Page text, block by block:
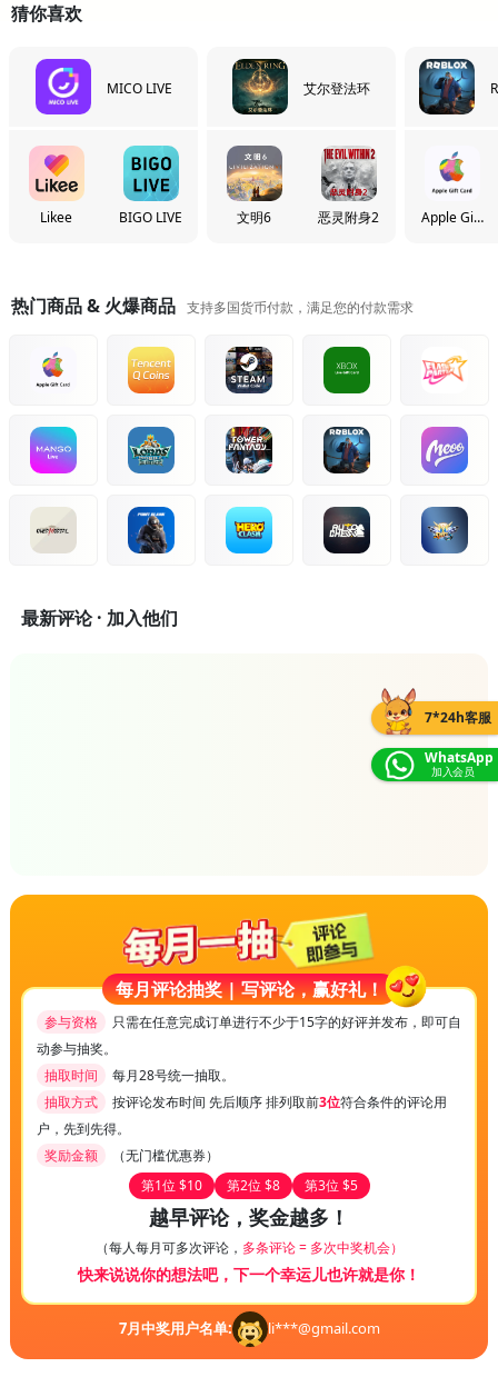
猜你喜欢
MICO LIVE
Likee BIGO LIVE
艾尔登法环
文明6 恶灵附身2
Apple Gift
热门商品 & 火爆商品 支持多国货币付款，满足您的付款需求
最新评论 · 加入他们
每月评论抽奖 | 写评论，赢好礼！
参与资格
只需在任意完成订单进行不少于15字的好评并发布，即可自
动参与抽奖。
抽取时间
每月28号统一抽取。
抽取方式
按评论发布时间 先后顺序 排列取前3位符合条件的评论用
户，先到先得。
奖励金额
（无门槛优惠券）
第1位 $10
第2位 $8 第3位 $5
越早评论，奖金越多！
（每人每月可多次评论， 多条评论 = 多次中奖机会）
快来说说你的想法吧，下一个幸运儿也许就是你！
7月中奖用户名单: li***@gmail.com
7*24h客服
WhatsApp
加入会员